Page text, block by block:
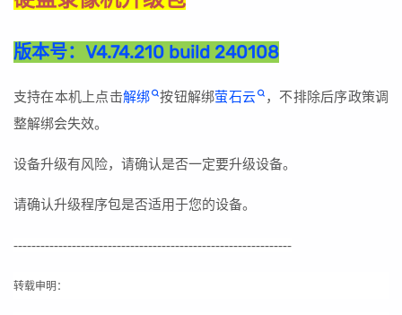
版本号： V4.74.210 build 240108
支持在本机上点击解绑 按钮解绑萤石云
，不排除后序政策调
整解绑会失效。
设备升级有风险，请确认是否一定要升级设备。
请确认升级程序包是否适用于您的设备。
--------------------------------------------------------------
转载申明：